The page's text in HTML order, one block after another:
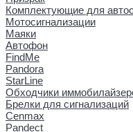
Комплектующие для
Мотосигнализации
Маяки
Автофон
FindMe
Pandora
StarLine
Обходчики
Брелки для сигнализаций
Cenmax
Pandect